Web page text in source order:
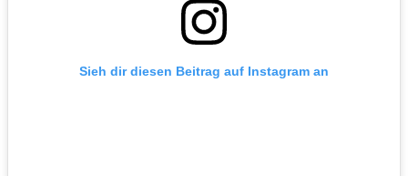
Sieh dir diesen Beitrag auf Instagram an